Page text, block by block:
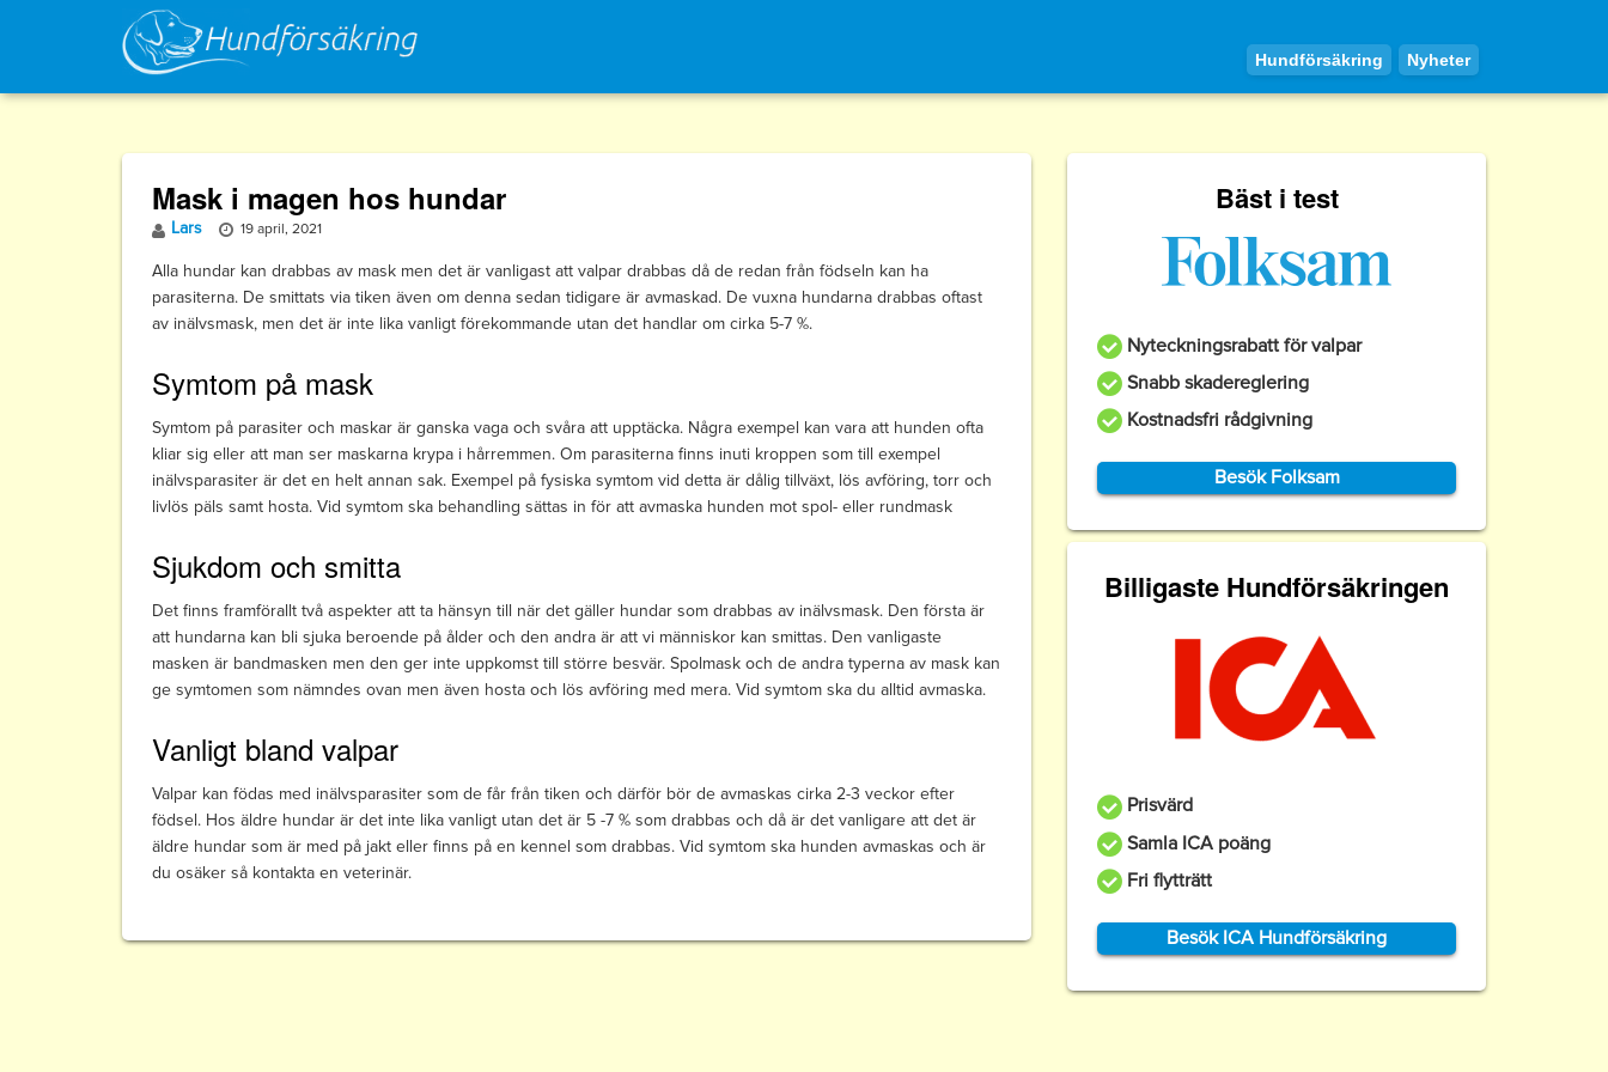
Hundförsäkring Nyheter
Mask i magen hos hundar
Lars 19 april, 2021
Alla hundar kan drabbas av mask men det är vanligast att valpar drabbas då de redan från födseln kan ha
parasiterna. De smittats via tiken även om denna sedan tidigare är avmaskad. De vuxna hundarna drabbas oftast
av inälvsmask, men det är inte lika vanligt förekommande utan det handlar om cirka 5-7 %.
Symtom på mask
Symtom på parasiter och maskar är ganska vaga och svåra att upptäcka. Några exempel kan vara att hunden ofta
kliar sig eller att man ser maskarna krypa i hårremmen. Om parasiterna finns inuti kroppen som till exempel
inälvsparasiter är det en helt annan sak. Exempel på fysiska symtom vid detta är dålig tillväxt, lös avföring, torr och
livlös päls samt hosta. Vid symtom ska behandling sättas in för att avmaska hunden mot spol- eller rundmask
Sjukdom och smitta
Det finns framförallt två aspekter att ta hänsyn till när det gäller hundar som drabbas av inälvsmask. Den första är
att hundarna kan bli sjuka beroende på ålder och den andra är att vi människor kan smittas. Den vanligaste
masken är bandmasken men den ger inte uppkomst till större besvär. Spolmask och de andra typerna av mask kan
ge symtomen som nämndes ovan men även hosta och lös avföring med mera. Vid symtom ska du alltid avmaska.
Vanligt bland valpar
Valpar kan födas med inälvsparasiter som de får från tiken och därför bör de avmaskas cirka 2-3 veckor efter
födsel. Hos äldre hundar är det inte lika vanligt utan det är 5 -7 % som drabbas och då är det vanligare att det är
äldre hundar som är med på jakt eller finns på en kennel som drabbas. Vid symtom ska hunden avmaskas och är
du osäker så kontakta en veterinär.
Bäst i test
Nyteckningsrabatt för valpar
Snabb skadereglering
Kostnadsfri rådgivning
Besök Folksam
Billigaste Hundförsäkringen
Prisvärd
Samla ICA poäng
Fri flytträtt
Besök ICA Hundförsäkring